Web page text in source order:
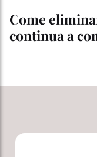
Come
continua a